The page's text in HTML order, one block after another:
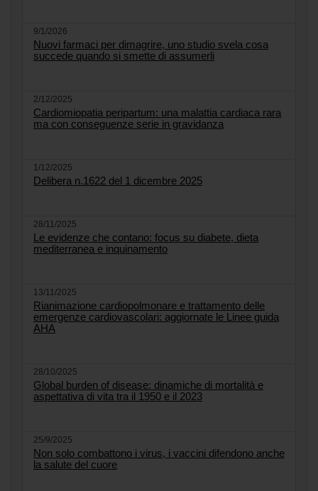
9/1/2026
Nuovi farmaci per dimagrire, uno studio svela cosa
succede quando si smette di assumerli
2/12/2025
Cardiomiopatia peripartum: una malattia cardiaca rara
ma con conseguenze serie in gravidanza
1/12/2025
Delibera n.1622 del 1 dicembre 2025
28/11/2025
Le evidenze che contano: focus su diabete, dieta
mediterranea e inquinamento
13/11/2025
Rianimazione cardiopolmonare e trattamento delle
emergenze cardiovascolari: aggiornate le Linee guida
AHA
28/10/2025
Global burden of disease: dinamiche di mortalità e
aspettativa di vita tra il 1950 e il 2023
25/9/2025
Non solo combattono i virus, i vaccini difendono anche
la salute del cuore